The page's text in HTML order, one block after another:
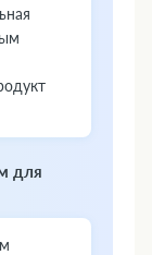
для